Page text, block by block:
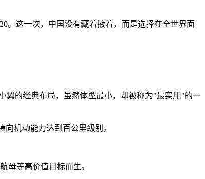
。这一次，中国没有藏着掖着，而是选择在全世界面
翼的经典布局，虽然体型最小，却被称为"最实用"的一
机动能力达到百公里级别。
母等高价值目标而生。